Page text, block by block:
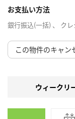
お支払い方法
銀行振込(一括) 、 ク
この物件のキャン
ウィークリ